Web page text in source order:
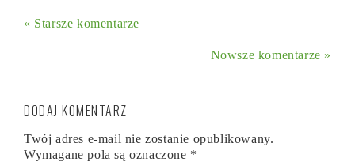
« Starsze komentarze
Nowsze komentarze »
DODAJ KOMENTARZ
Twój adres e-mail nie zostanie opublikowany.
Wymagane pola są oznaczone *